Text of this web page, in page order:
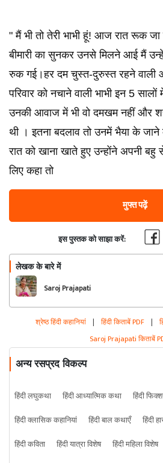
" मैं भी तो तेरी भाभी हूं! आज रात रूक जा
बीमारी का सुनकर उनसे मिलने आई मैं
रुक गई।हर दम चुस्त-दुरुस्त रहने वाली
परिवार को नचाने वाली भाभी इन 5
उनकी आवाज में भी वो दमखम नहीं और
थी । इतना बदलाव तो उनमें भैया के जाने
रात को खाना खाते हुए उन्होंने अपनी
लिए कहा तो
मुफ्त पढ़ें
इस पुस्तक को साझा करें:
लेखक के बारे में
Saroj Prajapati
श्रेष्ठ हिंदी कहानियां | हिंदी किताबें PDF |
Saroj Prajapati किताबें
अन्य रसप्रद विकल्प
हिंदी लघुकथा हिंदी आध्यात्मिक कथा हिंदी
हिंदी क्लासिक कहानियां
हिंदी बाल कथाएँ हिंदी
हिंदी कविता
हिंदी यात्रा विशेष हिंदी महिला विशेष